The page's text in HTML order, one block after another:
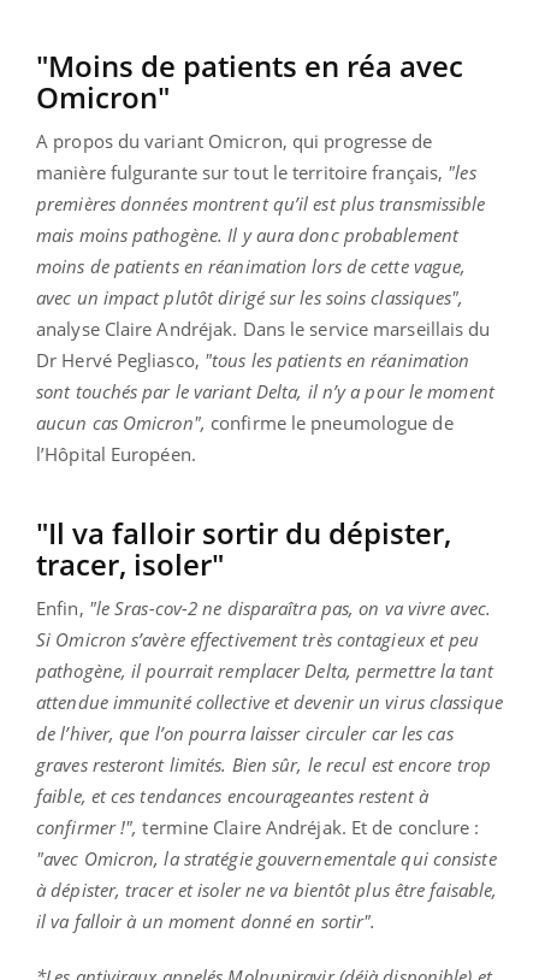
"Moins de patients en réa avec
Omicron"
A propos du variant Omicron, qui progresse de
manière fulgurante sur tout le territoire français, "les
premières données montrent qu’il est plus transmissible
mais moins pathogène. Il y aura donc probablement
moins de patients en réanimation lors de cette vague,
avec un impact plutôt dirigé sur les soins classiques",
analyse Claire Andréjak. Dans le service marseillais du
Dr Hervé Pegliasco, "tous les patients en réanimation
sont touchés par le variant Delta, il n’y a pour le moment
aucun cas Omicron", confirme le pneumologue de
l’Hôpital Européen.
"Il va falloir sortir du dépister,
tracer, isoler"
Enfin, "le Sras-cov-2 ne disparaîtra pas, on va vivre avec.
Si Omicron s’avère effectivement très contagieux et peu
pathogène, il pourrait remplacer Delta, permettre la tant
attendue immunité collective et devenir un virus classique
de l’hiver, que l’on pourra laisser circuler car les cas
graves resteront limités. Bien sûr, le recul est encore trop
faible, et ces tendances encourageantes restent à
confirmer !", termine Claire Andréjak. Et de conclure :
"avec Omicron, la stratégie gouvernementale qui consiste
à dépister, tracer et isoler ne va bientôt plus être faisable,
il va falloir à un moment donné en sortir".